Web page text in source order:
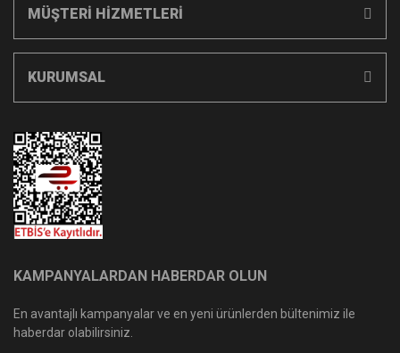
MÜŞTERİ HİZMETLERİ
KURUMSAL
KAMPANYALARDAN HABERDAR OLUN
En avantajlı kampanyalar ve en yeni ürünlerden bültenimiz ile
haberdar olabilirsiniz.